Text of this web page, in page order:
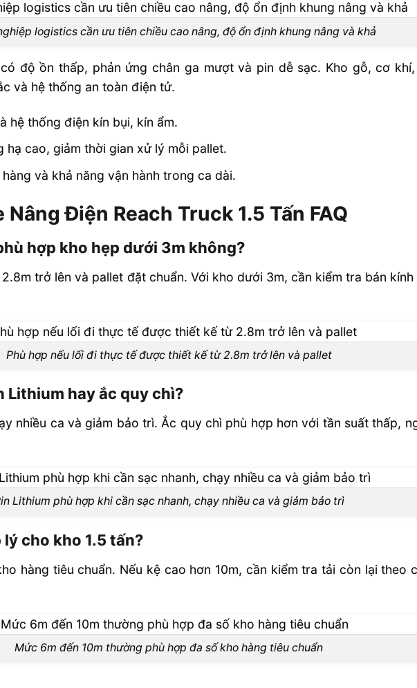
logistics cần ưu tiên chiều cao nâng, độ ổn định khung nâng và khả
độ ồn thấp, phản ứng chân ga mượt và pin dễ sạc. Kho gỗ, cơ
và hệ thống an toàn điện tử.
hệ thống điện kín bụi, kín ẩm.
cao, giảm thời gian xử lý mỗi pallet.
và khả năng vận hành trong ca dài.
Điện Reach Truck 1.5 Tấn FAQ
hợp kho hẹp dưới 3m không?
trở lên và pallet đặt chuẩn. Với kho dưới 3m, cần kiểm tra bán
Phù hợp nếu lối đi thực tế được thiết kế từ 2.8m trở lên và pallet
Lithium hay ắc quy chì?
nhiều ca và giảm bảo trì. Ắc quy chì phù hợp hơn với tần suất thấp,
Lithium phù hợp khi cần sạc nhanh, chạy nhiều ca và giảm bảo trì
cho kho 1.5 tấn?
hàng tiêu chuẩn. Nếu kệ cao hơn 10m, cần kiểm tra tải còn lại theo
Mức 6m đến 10m thường phù hợp đa số kho hàng tiêu chuẩn